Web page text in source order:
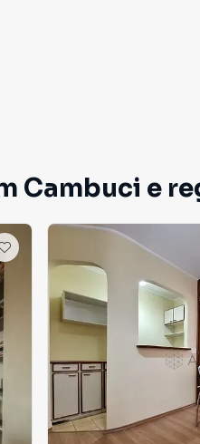
Cambuci e